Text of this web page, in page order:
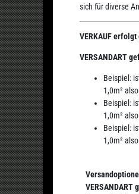
sich für diverse
VERKAUF
VERSANDART
Beispiel:
1,0m²
Beispiel:
1,0m²
Beispiel:
1,0m²